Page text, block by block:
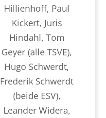
Hillienhoff, Paul
Kickert, Juris
Hindahl, Tom
Geyer (alle TSVE),
Hugo Schwerdt,
Frederik Schwerdt
(beide ESV),
Leander Widera,